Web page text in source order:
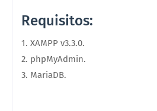
Requisitos:
XAMPP v3.3.0.
phpMyAdmin.
MariaDB.